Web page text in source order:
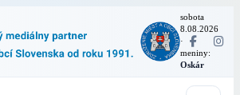
sobota
8.08.2026
·
meniny:
Oskár